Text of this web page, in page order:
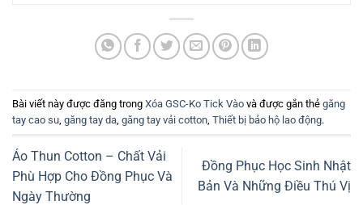
Bài viết này được đăng trong Xóa GSC-Ko Tick Vào và được gắn thẻ găng
tay cao su găng tay da găng tay vải cotton Thiết bị bảo hộ lao động.
Áo Thun Cotton – Chất Vải
Phù Hợp Cho Đồng Phục Và
Ngày Thường
Đồng Phục Học Sinh Nhật
Bản Và Những Điều Thú Vị